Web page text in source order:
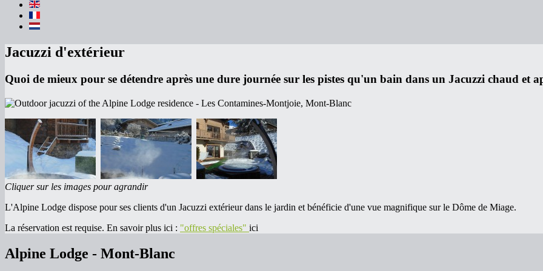
Jacuzzi d'extérieur
Quoi de mieux pour se détendre après une dure journée sur les pistes qu'un bain dans un Jacuzzi chaud et
Cliquer sur les images pour agrandir
L'Alpine Lodge dispose pour ses clients d'un Jacuzzi extérieur dans le jardin et bénéficie d'une vue magnifique sur le Dôme de Miage.
La réservation est requise. En savoir plus ici : "offres spéciales" ici
Alpine Lodge - Mont-Blanc